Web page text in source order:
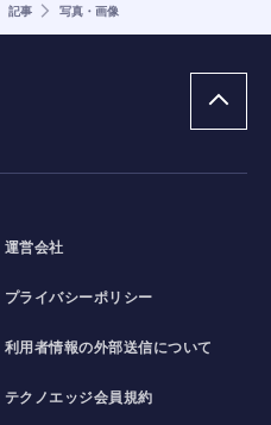
記事 写真・画像
運営会社
プライバシーポリシー
利用者情報の外部送信について
テクノエッジ会員規約